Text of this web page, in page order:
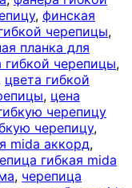
, финская
черепицы,
планка для
гибкой черепицы,
цвета гибкой
, цена
черепицу
черепицу,
mida аккорд,
гибкая mida
, черепица